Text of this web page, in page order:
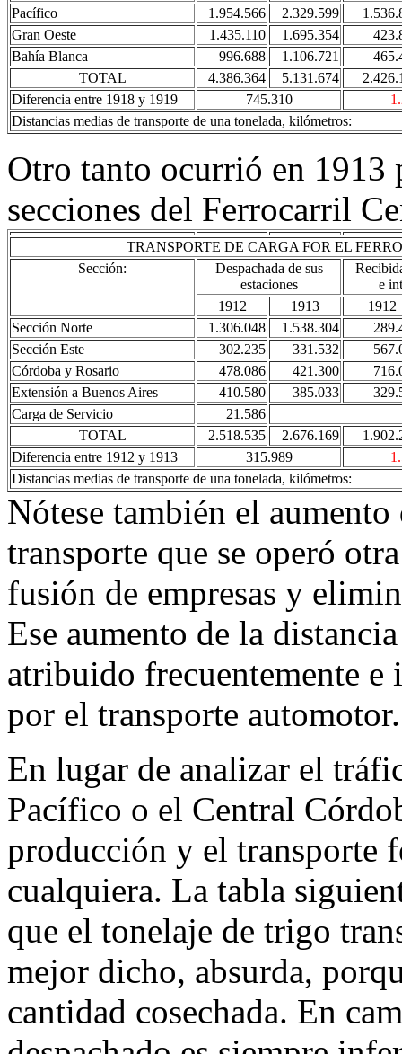
Pacífico
1.954.566 2.329.599
Gran Oeste
1.435.110 1.695.354
Bahía Blanca
996.688 1.106.721
TOTAL
4.386.364 5.131.674
Diferencia entre 1918 y 1919
745.310
Distancias medias de transporte de una tonelada, kilómetros:
Otro tanto ocurrió en 1913
secciones del Ferrocarril
TRANSPORTE DE CARGA FOR EL
Sección:
Despachada de sus
estaciones
e
1912
1913
1912
Sección Norte
1.306.048 1.538.304
Sección Este
302.235 331.532
Córdoba y Rosario
478.086 421.300
Extensión a Buenos Aires
410.580 385.033
Carga de Servicio
21.586
TOTAL
2.518.535 2.676.169
Diferencia entre 1912 y 1913
315.989
Distancias medias de transporte de una tonelada, kilómetros:
Nótese también el
transporte que se operó
fusión de empresas y
Ese aumento de la
atribuido frecuentemente e
por el transporte automotor.
En lugar de analizar el
Pacífico o el Central
producción y el transporte
cualquiera. La tabla
que el tonelaje de trigo
mejor dicho, absurda,
cantidad cosechada. En